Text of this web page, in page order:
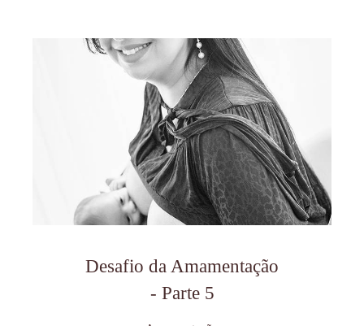
Desafio da Amamentação
- Parte 5